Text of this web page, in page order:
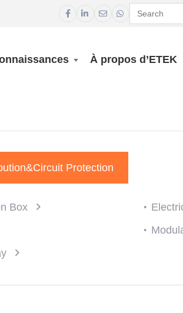
   
À propos d’ETEK
Protection
Box